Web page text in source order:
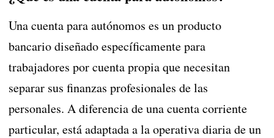
Una cuenta para autónomos es un producto
bancario diseñado específicamente para
trabajadores por cuenta propia que necesitan
separar sus finanzas profesionales de las
personales. A diferencia de una cuenta corriente
particular, está adaptada a la operativa diaria de un